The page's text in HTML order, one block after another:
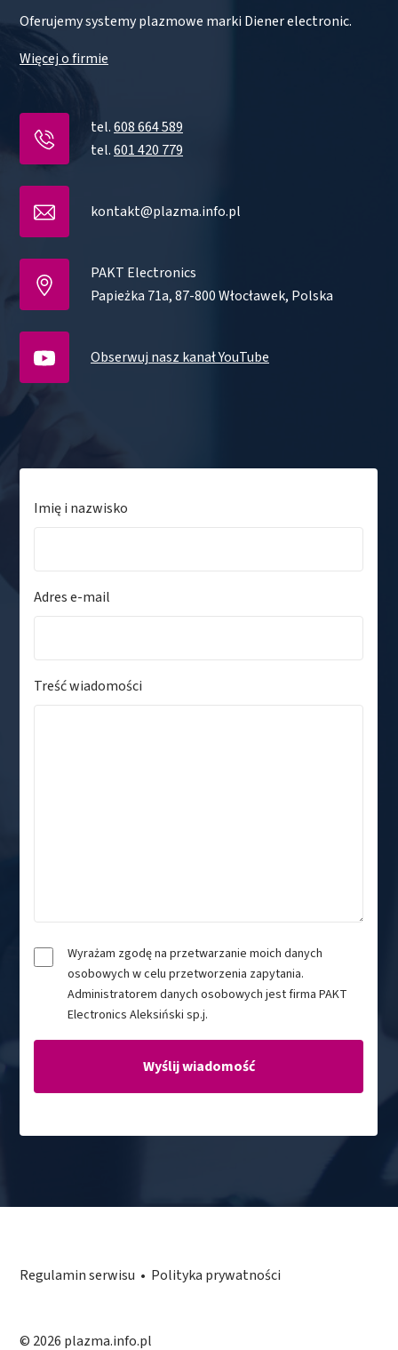
Oferujemy systemy plazmowe marki Diener electronic.
Więcej o firmie
tel.608 664 589
tel.601 420 779
kontakt@plazma.info.pl
PAKT Electronics
Papieżka 71a, 87-800 Włocławek, Polska
Obserwuj nasz kanał YouTube
Imię i nazwisko
Adres e-mail
Treść wiadomości
Wyrażam zgodę na przetwarzanie moich danych
osobowych w celu przetworzenia zapytania.
Administratorem danych osobowych jest firma PAKT
Electronics Aleksiński sp.j.
Regulamin serwisu • Polityka prywatności
© 2026 plazma.info.pl